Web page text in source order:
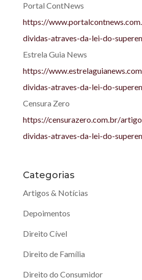
Portal ContNews
https://www.portalcontnews.
dividas-atraves-da-lei-do-
Estrela Guia News
https://www.estrelaguianews.
dividas-atraves-da-lei-do-
Censura Zero
https://censurazero.com.br/
dividas-atraves-da-lei-do-
Categorias
Artigos & Notícias
Depoimentos
Direito Cível
Direito de Família
Direito do Consumidor